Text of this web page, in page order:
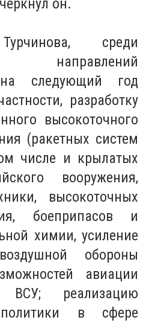
он.
среди
направлений
на следующий год
разработку
высокоточного
(ракетных систем
числе и крылатых
вооружения,
высокоточных
боеприпасов и
химии, усиление
обороны
авиации
ВСУ; реализацию
политики в сфере